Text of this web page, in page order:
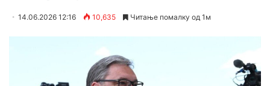
14.06.2026 12:16 10,635 Читање помалку од 1м